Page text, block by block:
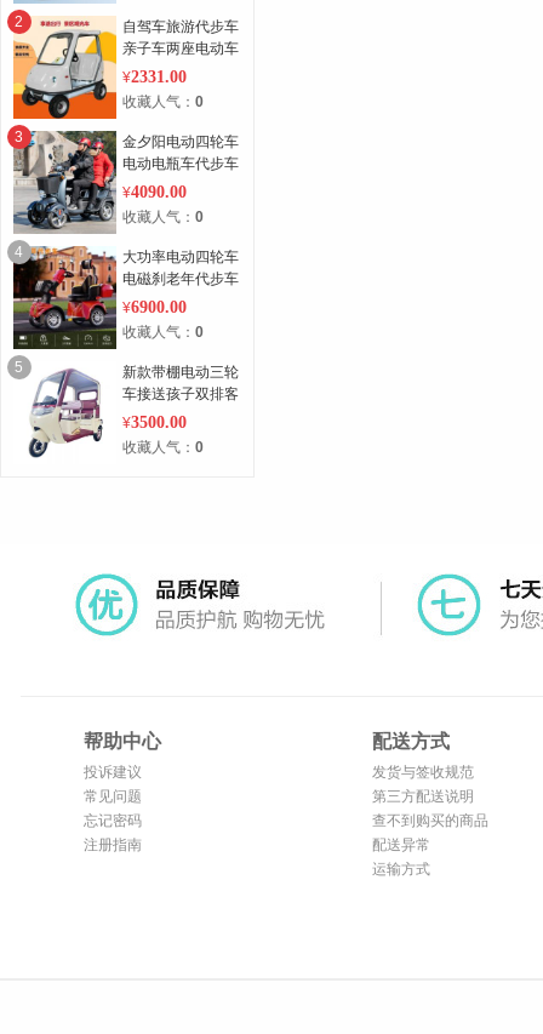
2
自驾车旅游代步车
亲子车两座电动车
四轮
¥2331.00
收藏人气： 0
3
金夕阳电动四轮车
电动电瓶车代步车
老年人电动车成人
家用接送孩子
¥4090.00
收藏人气： 0
4
大功率电动四轮车
电磁刹老年代步车
多重减震座椅保护
脊椎舒适骑行
¥6900.00
收藏人气： 0
5
新款带棚电动三轮
车接送孩子双排客
货两用休闲老人代
步电动三轮车
¥3500.00
收藏人气： 0
帮助中心
投诉建议
常见问题
忘记密码
注册指南
配送方式
发货与签收规范
第三方配送说明
查不到购买的商品
配送异常
运输方式